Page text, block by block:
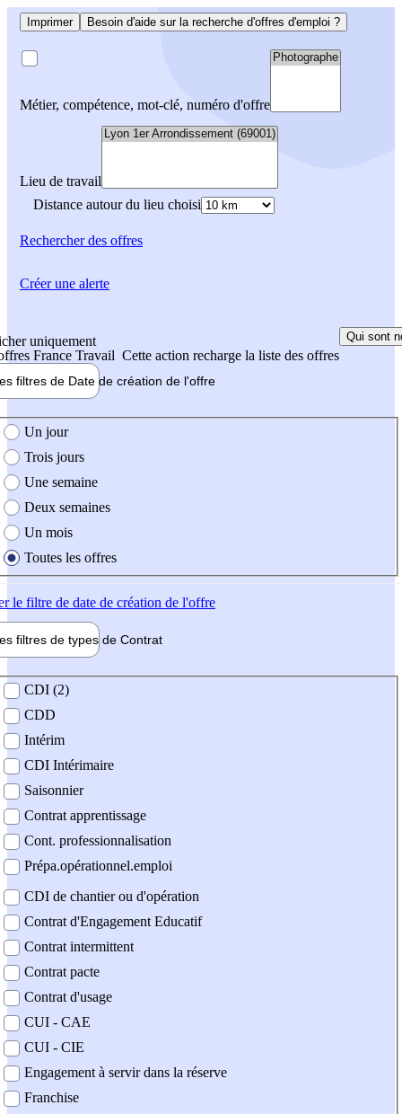
Imprimer Besoin d'aide sur la recherche d'offres d'emploi ?
Métier, compétence, mot-clé, numéro d'offre
Lieu de travail
Distance autour du lieu choisi
Rechercherdes offres
uniquement
France Travail Cette action recharge la liste des offres
Qui sont
filtres de Date de création de l'offre
création de l'offre
Un jour
Trois jours
Une semaine
Deux semaines
Un mois
Toutes les offres
le filtre de date de création de l'offre
filtres de types de Contrat
contrat
CDI (2)
CDD
Intérim
CDI Intérimaire
Saisonnier
Contrat apprentissage
Cont. professionnalisation
Prépa.opérationnel.emploi
CDI de chantier ou d'opération
Contrat d'Engagement Educatif
Contrat intermittent
Contrat pacte
Contrat d'usage
CUI - CAE
CUI - CIE
Engagement à servir dans la réserve
Franchise
Créer une alerte